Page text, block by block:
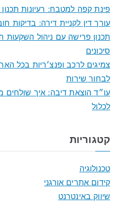
פינת קפה למטבח: רעיונות
עורך דין לקניית דירה: בדיקות
תכנון פרישה עם ניהול
סיכונים
צמיגים לרכב ופנצ׳ריות בכל
לבחור שירות
עו״ד הוצאת דיבה: איך
לכלול
קטגוריות
טכנולוגיה
קידום אתרים אורגני
שיווק באינטרנט